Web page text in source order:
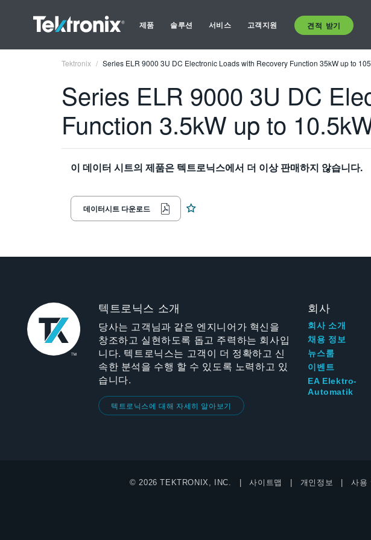
제품 솔루션 서비스 고객지원 견적 받기
Tektronix Series ELR 9000 3U DC Electronic Loads with Recovery Function 35kW up to
Series ELR 9000 3U DC
Function 3.5kW up to
이 데이터 시트의 제품은 텍트로닉스에서 더 이상 판매하지 않습니다.
데이터시트 다운로드
텍트로닉스 소개
당사는 고객님과 같은 엔지니어가 혁신을
창조하고 실현하도록 돕고 주력하는 회사입
니다. 텍트로닉스는 고객이 더 정확하고 신
속한 분석을 수행 할 수 있도록 노력하고 있
습니다.
텍트로닉스에 대해 자세히 알아보기
회사
회사 소개
채용 정보
뉴스룸
이벤트
EA Elektro-
Automatik
© 2026 TEKTRONIX, INC. 사이트맵 개인정보 사용